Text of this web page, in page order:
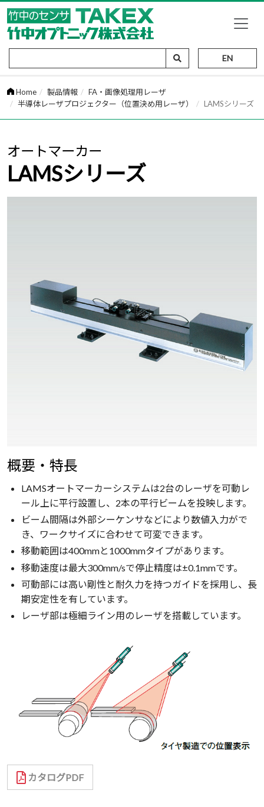
EN
Home 製品情報
FA・画像処理用レーザ
半導体レーザプロジェクター（位置決め用レーザ）
LAMSシリーズ
オートマーカー
LAMSシリーズ
概要・特長
LAMSオートマーカーシステムは2台のレーザを可動レ
ール上に平行設置し、2本の平行ビームを投映します。
ビーム間隔は外部シーケンサなどにより数値入力がで
き、ワークサイズに合わせて可変できます。
移動範囲は400mmと1000mmタイプがあります。
移動速度は最大300mm/sで停止精度は±0.1mmです。
可動部には高い剛性と耐久力を持つガイドを採用し、長
期安定性を有しています。
レーザ部は極細ライン用のレーザを搭載しています。
カタログPDF